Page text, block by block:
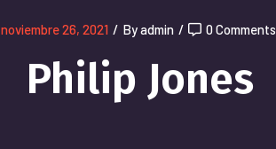
noviembre 26, 2021 / By admin / 0 Comments
Philip Jones